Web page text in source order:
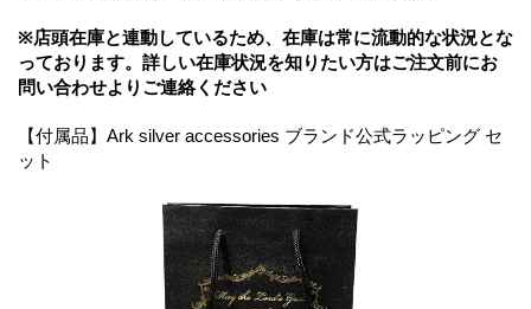
※店頭在庫と連動しているため、在庫は常に流動的な状況とな
っております。詳しい在庫状況を知りたい方はご注文前にお
問い合わせよりご連絡ください
【付属品】Ark silver accessories ブランド公式ラッピング セ
ット